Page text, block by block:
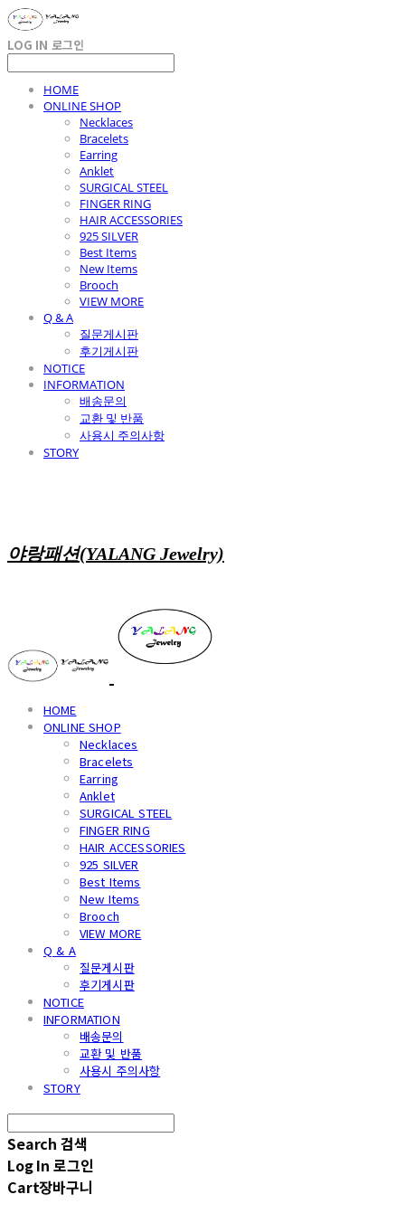
LOG IN 로그인
HOME
ONLINE SHOP
Necklaces
Bracelets
Earring
Anklet
SURGICAL STEEL
FINGER RING
HAIR ACCESSORIES
925 SILVER
Best Items
New Items
Brooch
VIEW MORE
Q & A
질문게시판
후기게시판
NOTICE
INFORMATION
배송문의
교환 및 반품
사용시 주의사항
STORY
야랑패션(YALANG Jewelry)
HOME
ONLINE SHOP
Necklaces
Bracelets
Earring
Anklet
SURGICAL STEEL
FINGER RING
HAIR ACCESSORIES
925 SILVER
Best Items
New Items
Brooch
VIEW MORE
Q & A
질문게시판
후기게시판
NOTICE
INFORMATION
배송문의
교환 및 반품
사용시 주의사항
STORY
Search 검색
Log In 로그인
Cart장바구니